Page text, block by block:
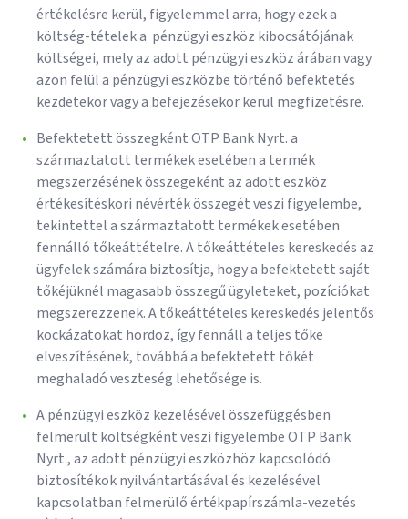
értékelésre kerül, figyelemmel arra, hogy ezek a
költség-tételek a pénzügyi eszköz kibocsátójának
költségei, mely az adott pénzügyi eszköz árában vagy
azon felül a pénzügyi eszközbe történő befektetés
kezdetekor vagy a befejezésekor kerül megfizetésre.
Befektetett összegként OTP Bank Nyrt. a
származtatott termékek esetében a termék
megszerzésének összegeként az adott eszköz
értékesítéskori névérték összegét veszi figyelembe,
tekintettel a származtatott termékek esetében
fennálló tőkeáttételre. A tőkeáttételes kereskedés az
ügyfelek számára biztosítja, hogy a befektetett saját
tőkéjüknél magasabb összegű ügyleteket, pozíciókat
megszerezzenek. A tőkeáttételes kereskedés jelentős
kockázatokat hordoz, így fennáll a teljes tőke
elveszítésének, továbbá a befektetett tőkét
meghaladó veszteség lehetősége is.
A pénzügyi eszköz kezelésével összefüggésben
felmerült költségként veszi figyelembe OTP Bank
Nyrt., az adott pénzügyi eszközhöz kapcsolódó
biztosítékok nyilvántartásával és kezelésével
kapcsolatban felmerülő értékpapírszámla-vezetés